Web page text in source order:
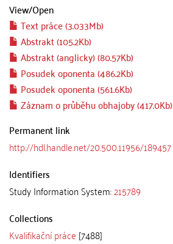
View/Open
Text práce (3.033Mb)
Abstrakt (105.2Kb)
Abstrakt (anglicky) (80.57Kb)
Posudek oponenta (486.2Kb)
Posudek oponenta (561.6Kb)
Záznam o průběhu obhajoby (417.0Kb)
Permanent link
http://hdl.handle.net/20.500.11956/189457
Identifiers
Study Information System:215789
Collections
Kvalifikační práce [7488]